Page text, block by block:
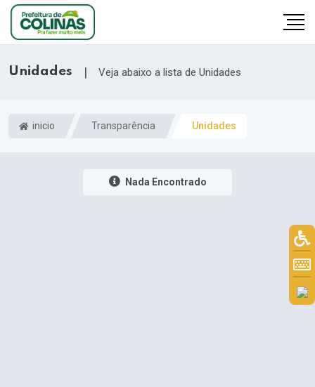
Unidades | Veja abaixo a lista de Unidades
inicio Transparência Unidades
Nada Encontrado